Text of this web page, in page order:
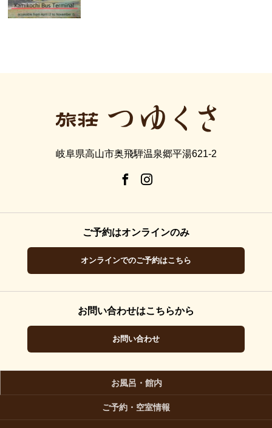
岐阜県高山市奥飛騨温泉郷平湯621-2
ご予約はオンラインのみ
オンラインでのご予約はこちら
お問い合わせはこちらから
お問い合わせ
お風呂・館内
ご予約・空室情報